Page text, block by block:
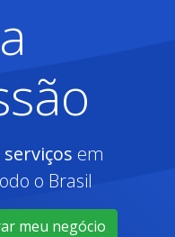
em
o Brasil
meu negócio